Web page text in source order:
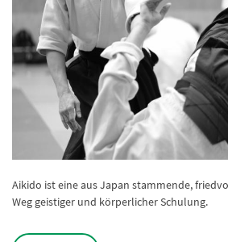
Aikido ist eine aus Japan stammende,
Weg geistiger und körperlicher Schulung.